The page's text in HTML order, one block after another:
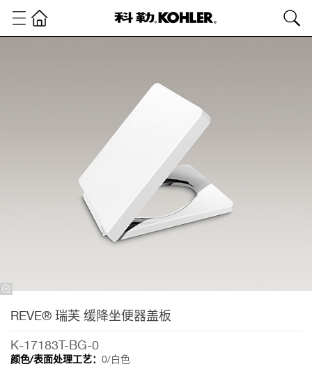
REVE® 瑞芙 缓降坐便器盖板
K-17183T-BG-0
颜色/表面处理工艺： 0/白色